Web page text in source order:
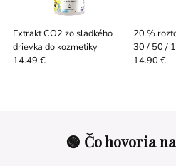
Extrakt CO2 zo sladkého
drievka do kozmetiky
14.49 €
20 %
30 / 50 /
14.90 €
🟢 Čo hovoria